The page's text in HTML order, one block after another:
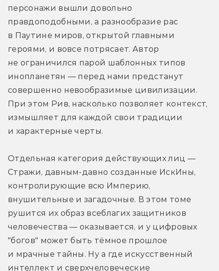
персонажи вышли довольно
правдоподобными, а разнообразие рас
в Паутине миров, открытой главными
героями, и вовсе потрясает. Автор
не ограничился парой шаблонных типов
инопланетян — перед нами предстанут
совершенно невообразимые цивилизации.
При этом Рив, насколько позволяет контекст,
измышляет для каждой свои традиции
и характерные черты.
Отдельная категория действующих лиц —
Стражи, давным-давно созданные ИскИны,
контролирующие всю Империю,
внушительные и загадочные. В этом томе
рушится их образ всеблагих защитников
человечества — оказывается, и у цифровых
"богов" может быть тёмное прошлое
и мрачные тайны. Ну а где искусственный
интеллект и сверхчеловеческие